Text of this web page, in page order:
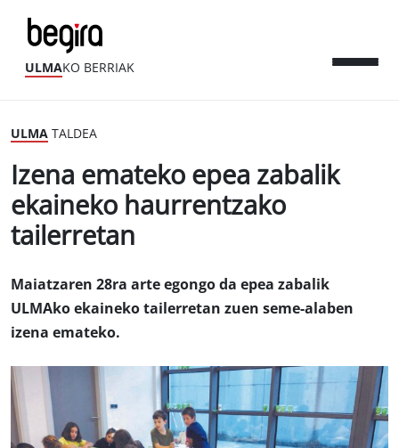
ULMAKO BERRIAK
ULMA TALDEA
Izena emateko epea zabalik
ekaineko haurrentzako
tailerretan
Maiatzaren 28ra arte egongo da epea zabalik
ULMAko ekaineko tailerretan zuen seme-alaben
izena emateko.